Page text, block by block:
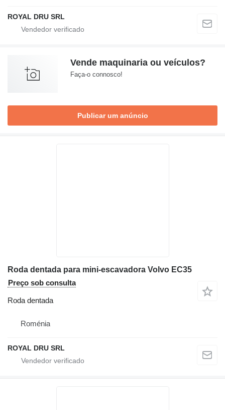
ROYAL DRU SRL
Vende maquinaria ou veículos?
Faça-o connosco!
Publicar um anúncio
Roda dentada para mini-escavadora Volvo EC35
Preço sob consulta
Roda dentada
Roménia
ROYAL DRU SRL